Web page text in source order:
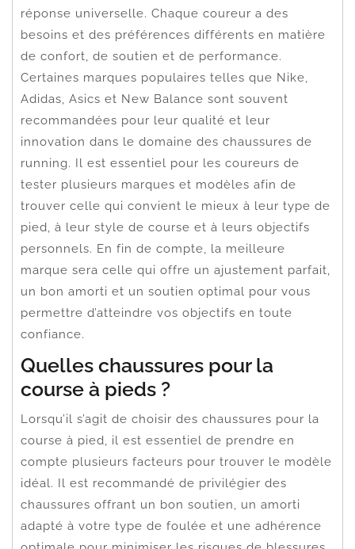
réponse universelle. Chaque coureur a des
besoins et des préférences différents en matière
de confort, de soutien et de performance.
Certaines marques populaires telles que Nike,
Adidas, Asics et New Balance sont souvent
recommandées pour leur qualité et leur
innovation dans le domaine des chaussures de
running. Il est essentiel pour les coureurs de
tester plusieurs marques et modèles afin de
trouver celle qui convient le mieux à leur type de
pied, à leur style de course et à leurs objectifs
personnels. En fin de compte, la meilleure
marque sera celle qui offre un ajustement parfait,
un bon amorti et un soutien optimal pour vous
permettre d’atteindre vos objectifs en toute
confiance.
Quelles chaussures pour la
course à pieds ?
Lorsqu’il s’agit de choisir des chaussures pour la
course à pied, il est essentiel de prendre en
compte plusieurs facteurs pour trouver le modèle
idéal. Il est recommandé de privilégier des
chaussures offrant un bon soutien, un amorti
adapté à votre type de foulée et une adhérence